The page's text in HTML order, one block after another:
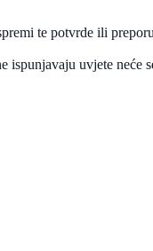
te potvrde ili
ispunjavaju uvjete neće